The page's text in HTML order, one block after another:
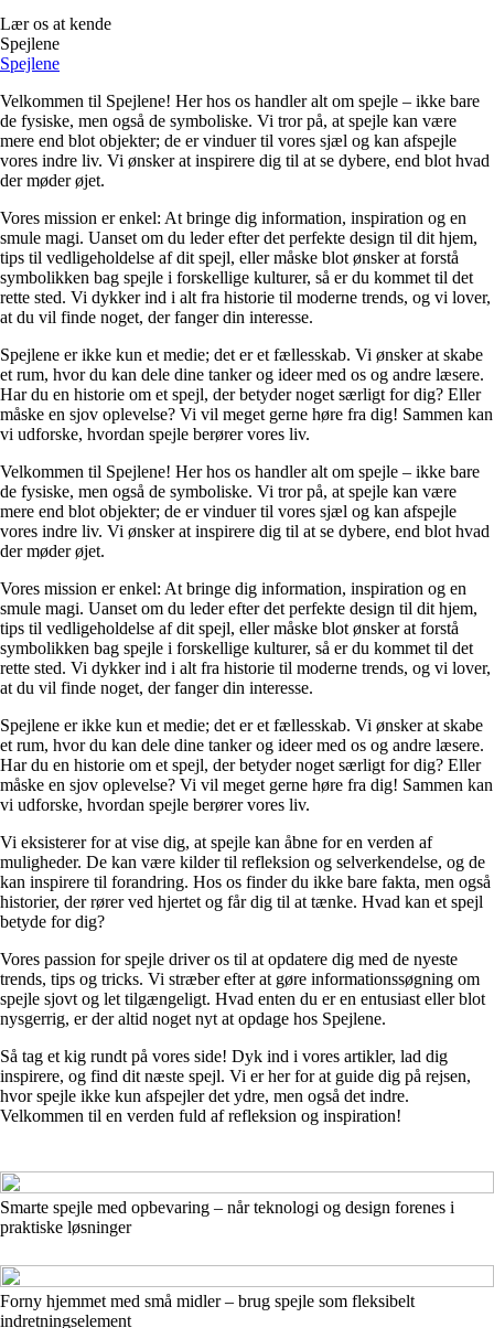
Lær os at kende
Spejlene
Spejlene
Velkommen til Spejlene! Her hos os handler alt om spejle – ikke bare
de fysiske, men også de symboliske. Vi tror på, at spejle kan være
mere end blot objekter; de er vinduer til vores sjæl og kan afspejle
vores indre liv. Vi ønsker at inspirere dig til at se dybere, end blot hvad
der møder øjet.
Vores mission er enkel: At bringe dig information, inspiration og en
smule magi. Uanset om du leder efter det perfekte design til dit hjem,
tips til vedligeholdelse af dit spejl, eller måske blot ønsker at forstå
symbolikken bag spejle i forskellige kulturer, så er du kommet til det
rette sted. Vi dykker ind i alt fra historie til moderne trends, og vi lover,
at du vil finde noget, der fanger din interesse.
Spejlene er ikke kun et medie; det er et fællesskab. Vi ønsker at skabe
et rum, hvor du kan dele dine tanker og ideer med os og andre læsere.
Har du en historie om et spejl, der betyder noget særligt for dig? Eller
måske en sjov oplevelse? Vi vil meget gerne høre fra dig! Sammen kan
vi udforske, hvordan spejle berører vores liv.
Velkommen til Spejlene! Her hos os handler alt om spejle – ikke bare
de fysiske, men også de symboliske. Vi tror på, at spejle kan være
mere end blot objekter; de er vinduer til vores sjæl og kan afspejle
vores indre liv. Vi ønsker at inspirere dig til at se dybere, end blot hvad
der møder øjet.
Vores mission er enkel: At bringe dig information, inspiration og en
smule magi. Uanset om du leder efter det perfekte design til dit hjem,
tips til vedligeholdelse af dit spejl, eller måske blot ønsker at forstå
symbolikken bag spejle i forskellige kulturer, så er du kommet til det
rette sted. Vi dykker ind i alt fra historie til moderne trends, og vi lover,
at du vil finde noget, der fanger din interesse.
Spejlene er ikke kun et medie; det er et fællesskab. Vi ønsker at skabe
et rum, hvor du kan dele dine tanker og ideer med os og andre læsere.
Har du en historie om et spejl, der betyder noget særligt for dig? Eller
måske en sjov oplevelse? Vi vil meget gerne høre fra dig! Sammen kan
vi udforske, hvordan spejle berører vores liv.
Vi eksisterer for at vise dig, at spejle kan åbne for en verden af
muligheder. De kan være kilder til refleksion og selverkendelse, og de
kan inspirere til forandring. Hos os finder du ikke bare fakta, men også
historier, der rører ved hjertet og får dig til at tænke. Hvad kan et spejl
betyde for dig?
Vores passion for spejle driver os til at opdatere dig med de nyeste
trends, tips og tricks. Vi stræber efter at gøre informationssøgning om
spejle sjovt og let tilgængeligt. Hvad enten du er en entusiast eller blot
nysgerrig, er der altid noget nyt at opdage hos Spejlene.
Så tag et kig rundt på vores side! Dyk ind i vores artikler, lad dig
inspirere, og find dit næste spejl. Vi er her for at guide dig på rejsen,
hvor spejle ikke kun afspejler det ydre, men også det indre.
Velkommen til en verden fuld af refleksion og inspiration!
Smarte spejle med opbevaring – når teknologi og design forenes i
praktiske løsninger
Forny hjemmet med små midler – brug spejle som fleksibelt
indretningselement